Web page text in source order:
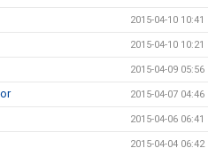
2015-04-10 10:41
2015-04-10 10:21
2015-04-09 05:56
2015-04-07 04:46
2015-04-06 06:41
2015-04-04 06:42